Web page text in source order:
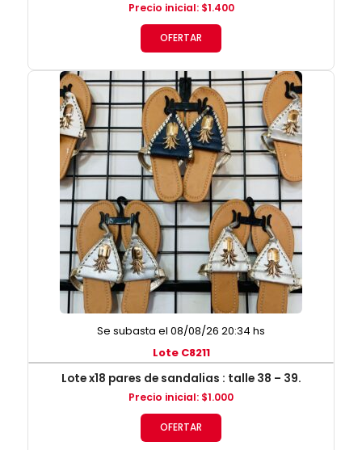
Precio inicial: $1.400
OFERTAR
Se subasta el 08/08/26 20:34 hs
Lote C8211
Lote x18 pares de sandalias : talle 38 – 39.
Precio inicial: $1.000
OFERTAR